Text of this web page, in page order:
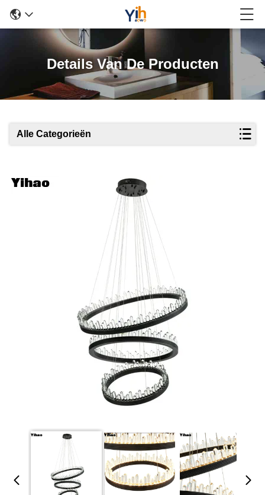
Details Van De Producten
Alle Categorieën